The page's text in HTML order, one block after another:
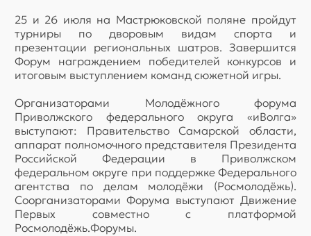
25 и 26 июля на Мастрюковской поляне пройдут
турниры по дворовым видам спорта и
презентации региональных шатров. Завершится
Форум награждением победителей конкурсов и
итоговым выступлением команд сюжетной игры.
Организаторами Молодёжного форума
Приволжского федерального округа «иВолга»
выступают: Правительство Самарской области,
аппарат полномочного представителя Президента
Российской Федерации в Приволжском
федеральном округе при поддержке Федерального
агентства по делам молодёжи (Росмолодёжь).
Соорганизаторами Форума выступают Движение
Первых совместно с платформой
Росмолодёжь.Форумы.